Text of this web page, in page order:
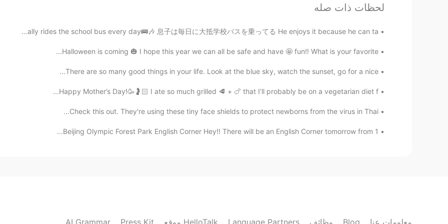
@Half moon
Thank you for enjoying it here 😄
gtj2017
2021.03.08 01:33
gtj2017
2021.03.08 01:32
لحظات ذات صله
My son usually rides the school bus every day🚌🎶 息子は毎日に大抵学校バスを乗ってる He enjoys it because he can ta...
Halloween is coming 🎃 I hope this year we can all be safe and have 🤩 fun‼️ What is your favorite...
There are so many good things in your life. Look at the blue sky, watch the sunset, go for a nice...
Happy Mother’s Day!🥳🤰🏻 I ate so much grilled 🥩 + 🍗 that I’ll probably be on a vegetarian diet f...
Check this out. They're using these tiny face shields to protect newborns from the virus in Thai...
Beijing Olympic Forest Park English Corner Hey!! There will be an English Corner tomorrow from 1...
AI Grammar Press Kit موقع HelloTalk Language Partners وظائف Blog معلومات عنا